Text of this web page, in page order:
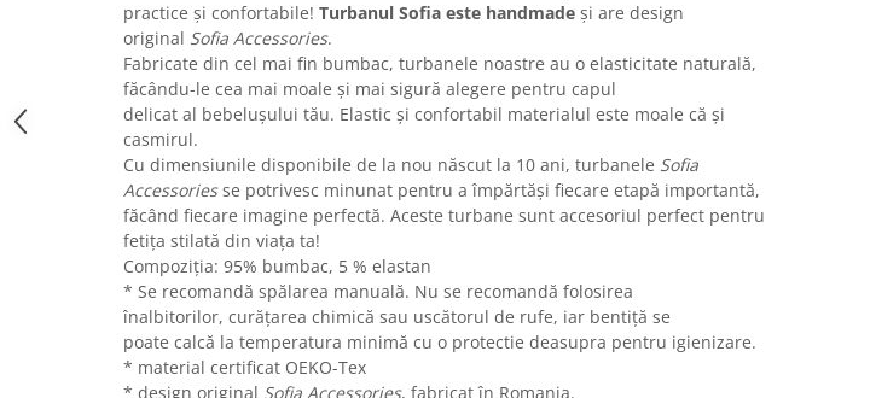
practice și confortabile! Turbanul Sofia este handmade și are design
original Sofia Accessories.
Fabricate din cel mai fin bumbac, turbanele noastre au o elasticitate naturală,
făcându-le cea mai moale și mai sigură alegere pentru capul
delicat al bebelușului tău. Elastic și confortabil materialul este moale că și
casmirul.
Cu dimensiunile disponibile de la nou născut la 10 ani, turbanele Sofia
Accessoriesse potrivesc minunat pentru a împărtăși fiecare etapă importantă,
făcând fiecare imagine perfectă. Aceste turbane sunt accesoriul perfect pentru
fetița stilată din viața ta!
Compoziția: 95% bumbac, 5 % elastan
* Se recomandă spălarea manuală. Nu se recomandă folosirea
înalbitorilor, curățarea chimică sau uscătorul de rufe, iar bentiță se
poate calcă la temperatura minimă cu o protectie deasupra pentru igienizare.
* material certificat OEKO-Tex
* design original Sofia Accessories, fabricat în Romania.